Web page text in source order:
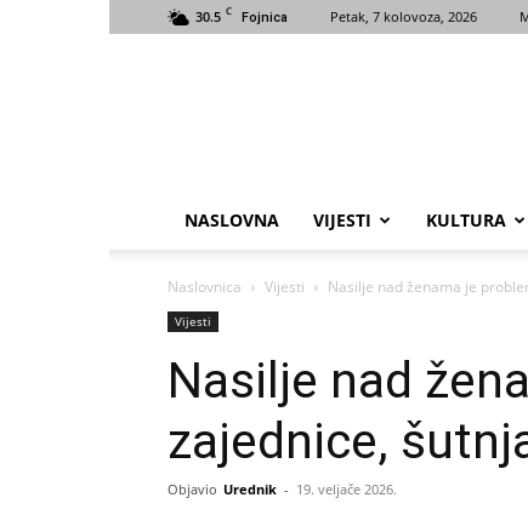
30.5 C Fojnica Petak, 7 kolovoza, 2026
NASLOVNA VIJESTI KULTURA
Naslovnica Vijesti Nasilje nad ženama je
Vijesti
Nasilje nad
zajednice,
Objavio Urednik - 19. veljače 2026.